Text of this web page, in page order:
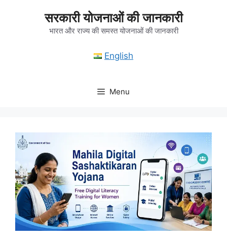
सरकारी योजनाओं की जानकारी
भारत और राज्य की समस्त योजनाओं की जानकारी
English
Menu